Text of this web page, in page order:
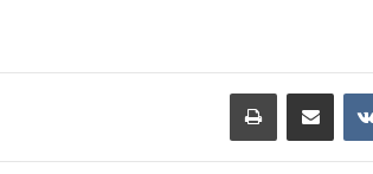
مشاركة عبر البريد طباعة